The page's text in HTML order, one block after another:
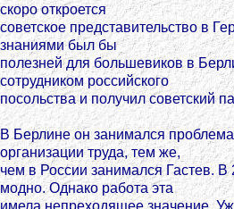
скоро откроется
советское представительство в
знаниями был бы
полезней для большевиков в
сотрудником российского
посольства и получил советский
В Берлине он занимался
организации труда, тем же,
чем в России занимался Гастев. В
модно. Однако работа эта
имела непреходящее значение.